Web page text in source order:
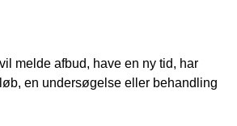
melde afbud, have en ny tid, har
en undersøgelse eller behandling